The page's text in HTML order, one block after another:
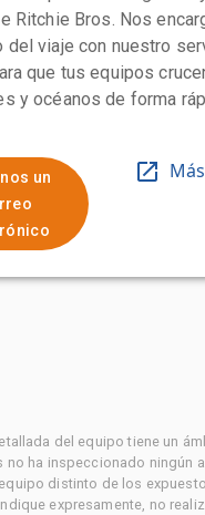
Ritchie Bros. Nos
del viaje con nuestro
que tus equipos
y océanos de forma
un
del equipo tiene un
no ha inspeccionado ningún
distinto de los
expresamente, no